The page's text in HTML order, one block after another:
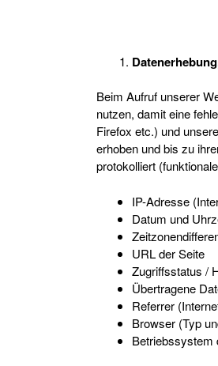
Beim Aufruf unserer
nutzen, damit eine
Firefox etc.) und
erhoben und bis zu
protokolliert
IP-Adresse
Datum und
URL der Seite
Zugriffsstatus /
Übertragene
Referrer
Browser (Typ
Betriebssystem